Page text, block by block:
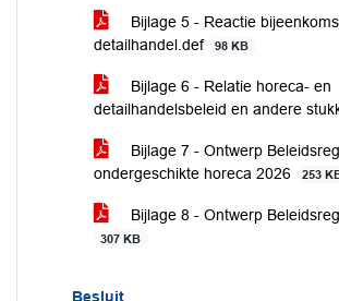
Bijlage 5 - Reactie
detailhandel.def
98 KB
Bijlage 6 - Relatie horeca- en
detailhandelsbeleid en andere
Bijlage 7 - Ontwerp
ondergeschikte horeca 2026
253
Bijlage 8 - Ontwerp
307 KB
Besluit